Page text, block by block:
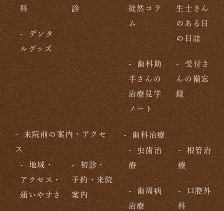
科
診
デンタ
ルグッズ
徒然コラ
ム
生士さん
のある日
の日誌
歯科助
手さんの
治療見学
ノート
受付さ
んの備忘
録
来院前の案内・アクセ
ス
地域・
アクセス・
通いやすさ
初診・
予約・来院
案内
歯科治療
虫歯治
療
根管治
療
歯周病
治療
口腔外
科